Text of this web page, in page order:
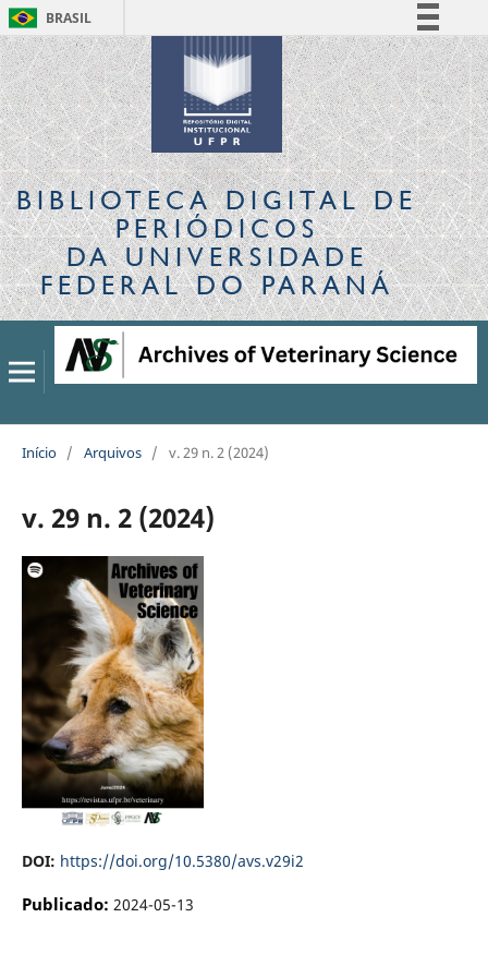
BRASIL
Simplifique!
Comunica BR
Participe
Acesso à informação
Legislação
Canais
BIBLIOTECA DIGITALDE
PERIÓDICOS
DA UNIVERSIDADE
FEDERAL DO PARANÁ
Início / Arquivos / v. 29 n. 2 (2024)
v. 29 n. 2 (2024)
DOI: https://doi.org/10.5380/avs.v29i2
Publicado: 2024-05-13